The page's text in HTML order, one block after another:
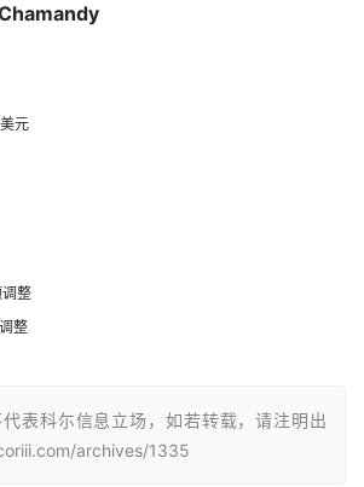
元
整
整
表科尓信息立场，如若转载，请注明出
archives/1335